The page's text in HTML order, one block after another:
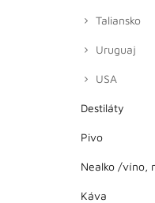
Taliansko
Uruguaj
USA
Destiláty
Pivo
Nealko /víno,
Káva